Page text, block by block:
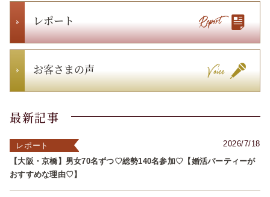
レポート
お客さまの声
最新記事
2026/7/18
レポート
【大阪・京橋】男女70名ずつ♡総勢140名参加♡【婚活パーティーが
おすすめな理由♡】